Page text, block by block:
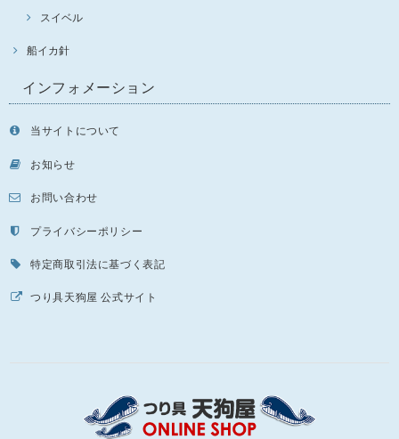
スイベル
船イカ針
インフォメーション
当サイトについて
お知らせ
お問い合わせ
プライバシーポリシー
特定商取引法に基づく表記
つり具天狗屋 公式サイト